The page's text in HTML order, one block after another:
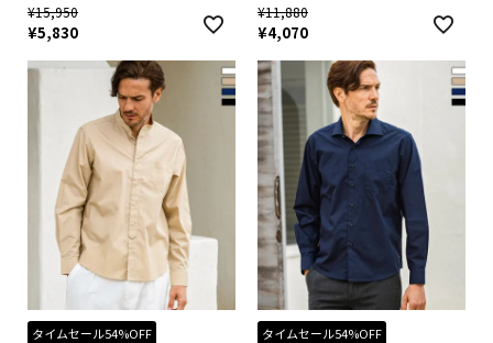
¥15,950
¥5,830
¥11,880
¥4,070
タイムセール54%OFF タイムセール54%OFF